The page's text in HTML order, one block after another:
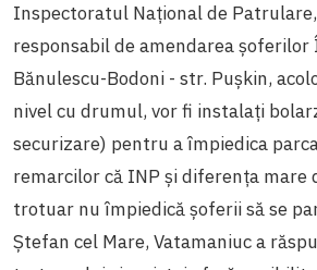
Inspectoratul Național de
responsabil de amendarea
Bănulescu-Bodoni - str. Pușkin,
nivel cu drumul, vor fi instalați
securizare) pentru a împiedica
remarcilor că INP și diferența mare
trotuar nu împiedică șoferii să se
Ștefan cel Mare, Vatamaniuc a